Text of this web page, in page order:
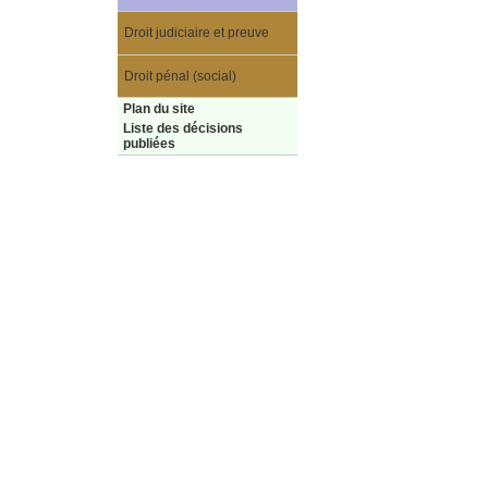
Droit judiciaire et preuve
Droit pénal (social)
Plan du site
Liste des décisions
publiées